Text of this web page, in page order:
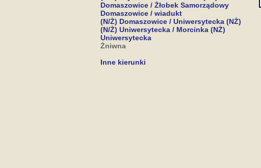
Domaszowice / Żłobek Samorządowy
Domaszowice / wiadukt
(N/Ż) Domaszowice / Uniwersytecka (NŻ)
(N/Ż) Uniwersytecka / Morcinka (NŻ)
Uniwersytecka
Żniwna
Inne kierunki